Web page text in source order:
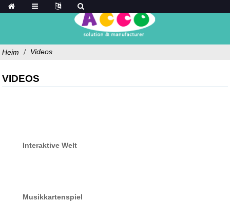
Heim Videos
VIDEOS
Interaktive Welt
Musikkartenspiel